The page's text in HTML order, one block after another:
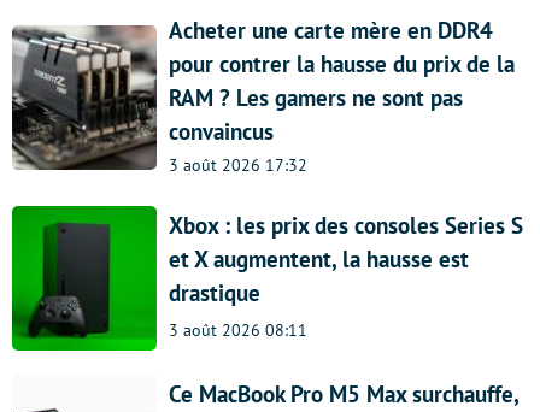
Acheter une carte mère en DDR4
pour contrer la hausse du prix de la
RAM ? Les gamers ne sont pas
convaincus
3 août 2026 17:32
Xbox : les prix des consoles Series S
et X augmentent, la hausse est
drastique
3 août 2026 08:11
Ce MacBook Pro M5 Max surchauffe,